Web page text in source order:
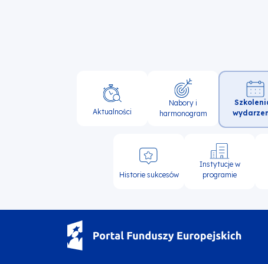
Główna
nawigacja
Aktualności
Nabory i
harmonogram
Historie sukcesów
Instytucje w
programie